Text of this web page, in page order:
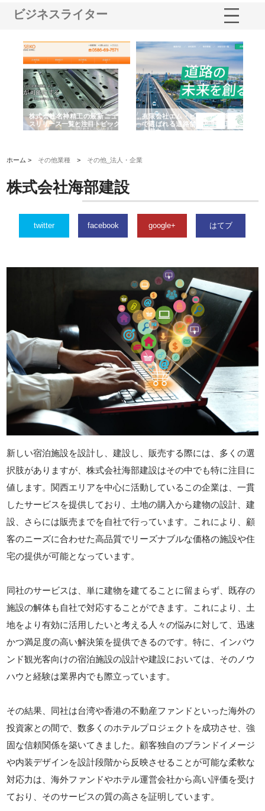
ビジネスライター
株式会社名神精工の最新ニュー
スリリース一覧と注目トピック
有限会社エム・ビルドが南多摩
で選ばれる道路舗装と土木工事
の実力
ホーム > その他業種 > その他_法人・企業
株式会社海部建設
twitter facebook google+ はてブ
新しい宿泊施設を設計し、建設し、販売する際には、多くの選
択肢がありますが、株式会社海部建設はその中でも特に注目に
値します。関西エリアを中心に活動しているこの企業は、一貫
したサービスを提供しており、土地の購入から建物の設計、建
設、さらには販売までを自社で行っています。これにより、顧
客のニーズに合わせた高品質でリーズナブルな価格の施設や住
宅の提供が可能となっています。
同社のサービスは、単に建物を建てることに留まらず、既存の
施設の解体も自社で対応することができます。これにより、土
地をより有効に活用したいと考える人々の悩みに対して、迅速
かつ満足度の高い解決策を提供できるのです。特に、インバウ
ンド観光客向けの宿泊施設の設計や建設においては、そのノウ
ハウと経験は業界内でも際立っています。
その結果、同社は台湾や香港の不動産ファンドといった海外の
投資家との間で、数多くのホテルプロジェクトを成功させ、強
固な信頼関係を築いてきました。顧客独自のブランドイメージ
や内装デザインを設計段階から反映させることが可能な柔軟な
対応力は、海外ファンドやホテル運営会社から高い評価を受け
ており、そのサービスの質の高さを証明しています。